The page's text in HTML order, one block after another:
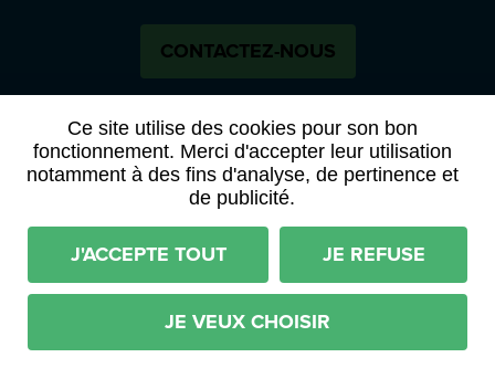
Ce site utilise des cookies pour son bon
fonctionnement. Merci d'accepter leur utilisation
notamment à des fins d'analyse, de pertinence et
de publicité.
J'ACCEPTE TOUT JE REFUSE
JE VEUX CHOISIR
CONTACTEZ-NOUS
BlueskyNotre
APPELS À MANIFESTATION D’INTÉRÊT
ACTES ET DÉLIBÉRATIONS
Mentions légales RGPD
Plan du site
Déclaration d'accessibilité (partiellement conforme)
Conditions générales d'utilisation